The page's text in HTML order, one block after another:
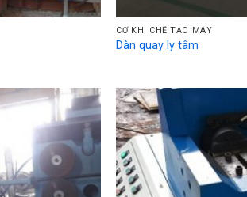
CƠ KHÍ CHẾ TẠO MÁY
Dàn quay ly tâm